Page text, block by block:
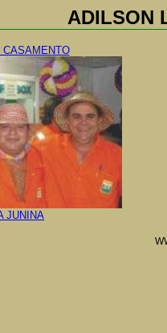
ADILSON
CASAMENTO
JUNINA